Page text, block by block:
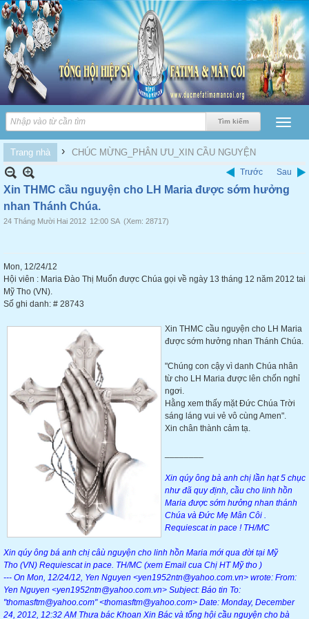
Trang nhà › CHÚC MỪNG_PHÂN ƯU_XIN CẦU NGUYỆN
Trước Sau
Xin THMC cầu nguyện cho LH Maria được sớm hưởng
nhan Thánh Chúa.
24 Tháng Mười Hai 2012 12:00 SA (Xem: 28717)
Mon, 12/24/12
Hội viên : Maria Đào Thị Muổn được Chúa gọi về ngày 13 tháng 12 năm 2012 tai
Mỹ Tho (VN).
Số ghi danh: # 28743
Xin THMC cầu nguyện cho LH Maria
được sớm hưởng nhan Thánh Chúa.
"Chúng con cậy vì danh Chúa nhân
từ cho LH Maria được lên chốn nghỉ
ngơi.
Hằng xem thấy mặt Đức Chúa Trời
sáng láng vui vẻ vô cùng Amen".
Xin chân thành cảm tạ.
Xin qúy ông bà anh chị lần hạt 5 chục
như đã quy định, cầu cho linh hồn
Maria được sớm hưởng nhan thánh
Chúa và Đức Mẹ Mân Côi .
Requiescat in pace ! TH/MC
Xin qúy ông bá anh chị câù nguyện cho linh hồn Maria mới qua đời tại Mỹ
Tho (VN) Requiescat in pace. TH/MC (xem Email cua Chị HT Mỹ tho )
--- On Mon, 12/24/12, Yen Nguyen <yen1952ntn@yahoo.com.vn> wrote: From:
Yen Nguyen <yen1952ntn@yahoo.com.vn> Subject: Báo tin To:
"thomasftm@yahoo.com" <thomasftm@yahoo.com> Date: Monday, December
24, 2012, 12:32 AM Thưa bác Khoan Xin Bác và tổng hội cầu nguyện cho bà